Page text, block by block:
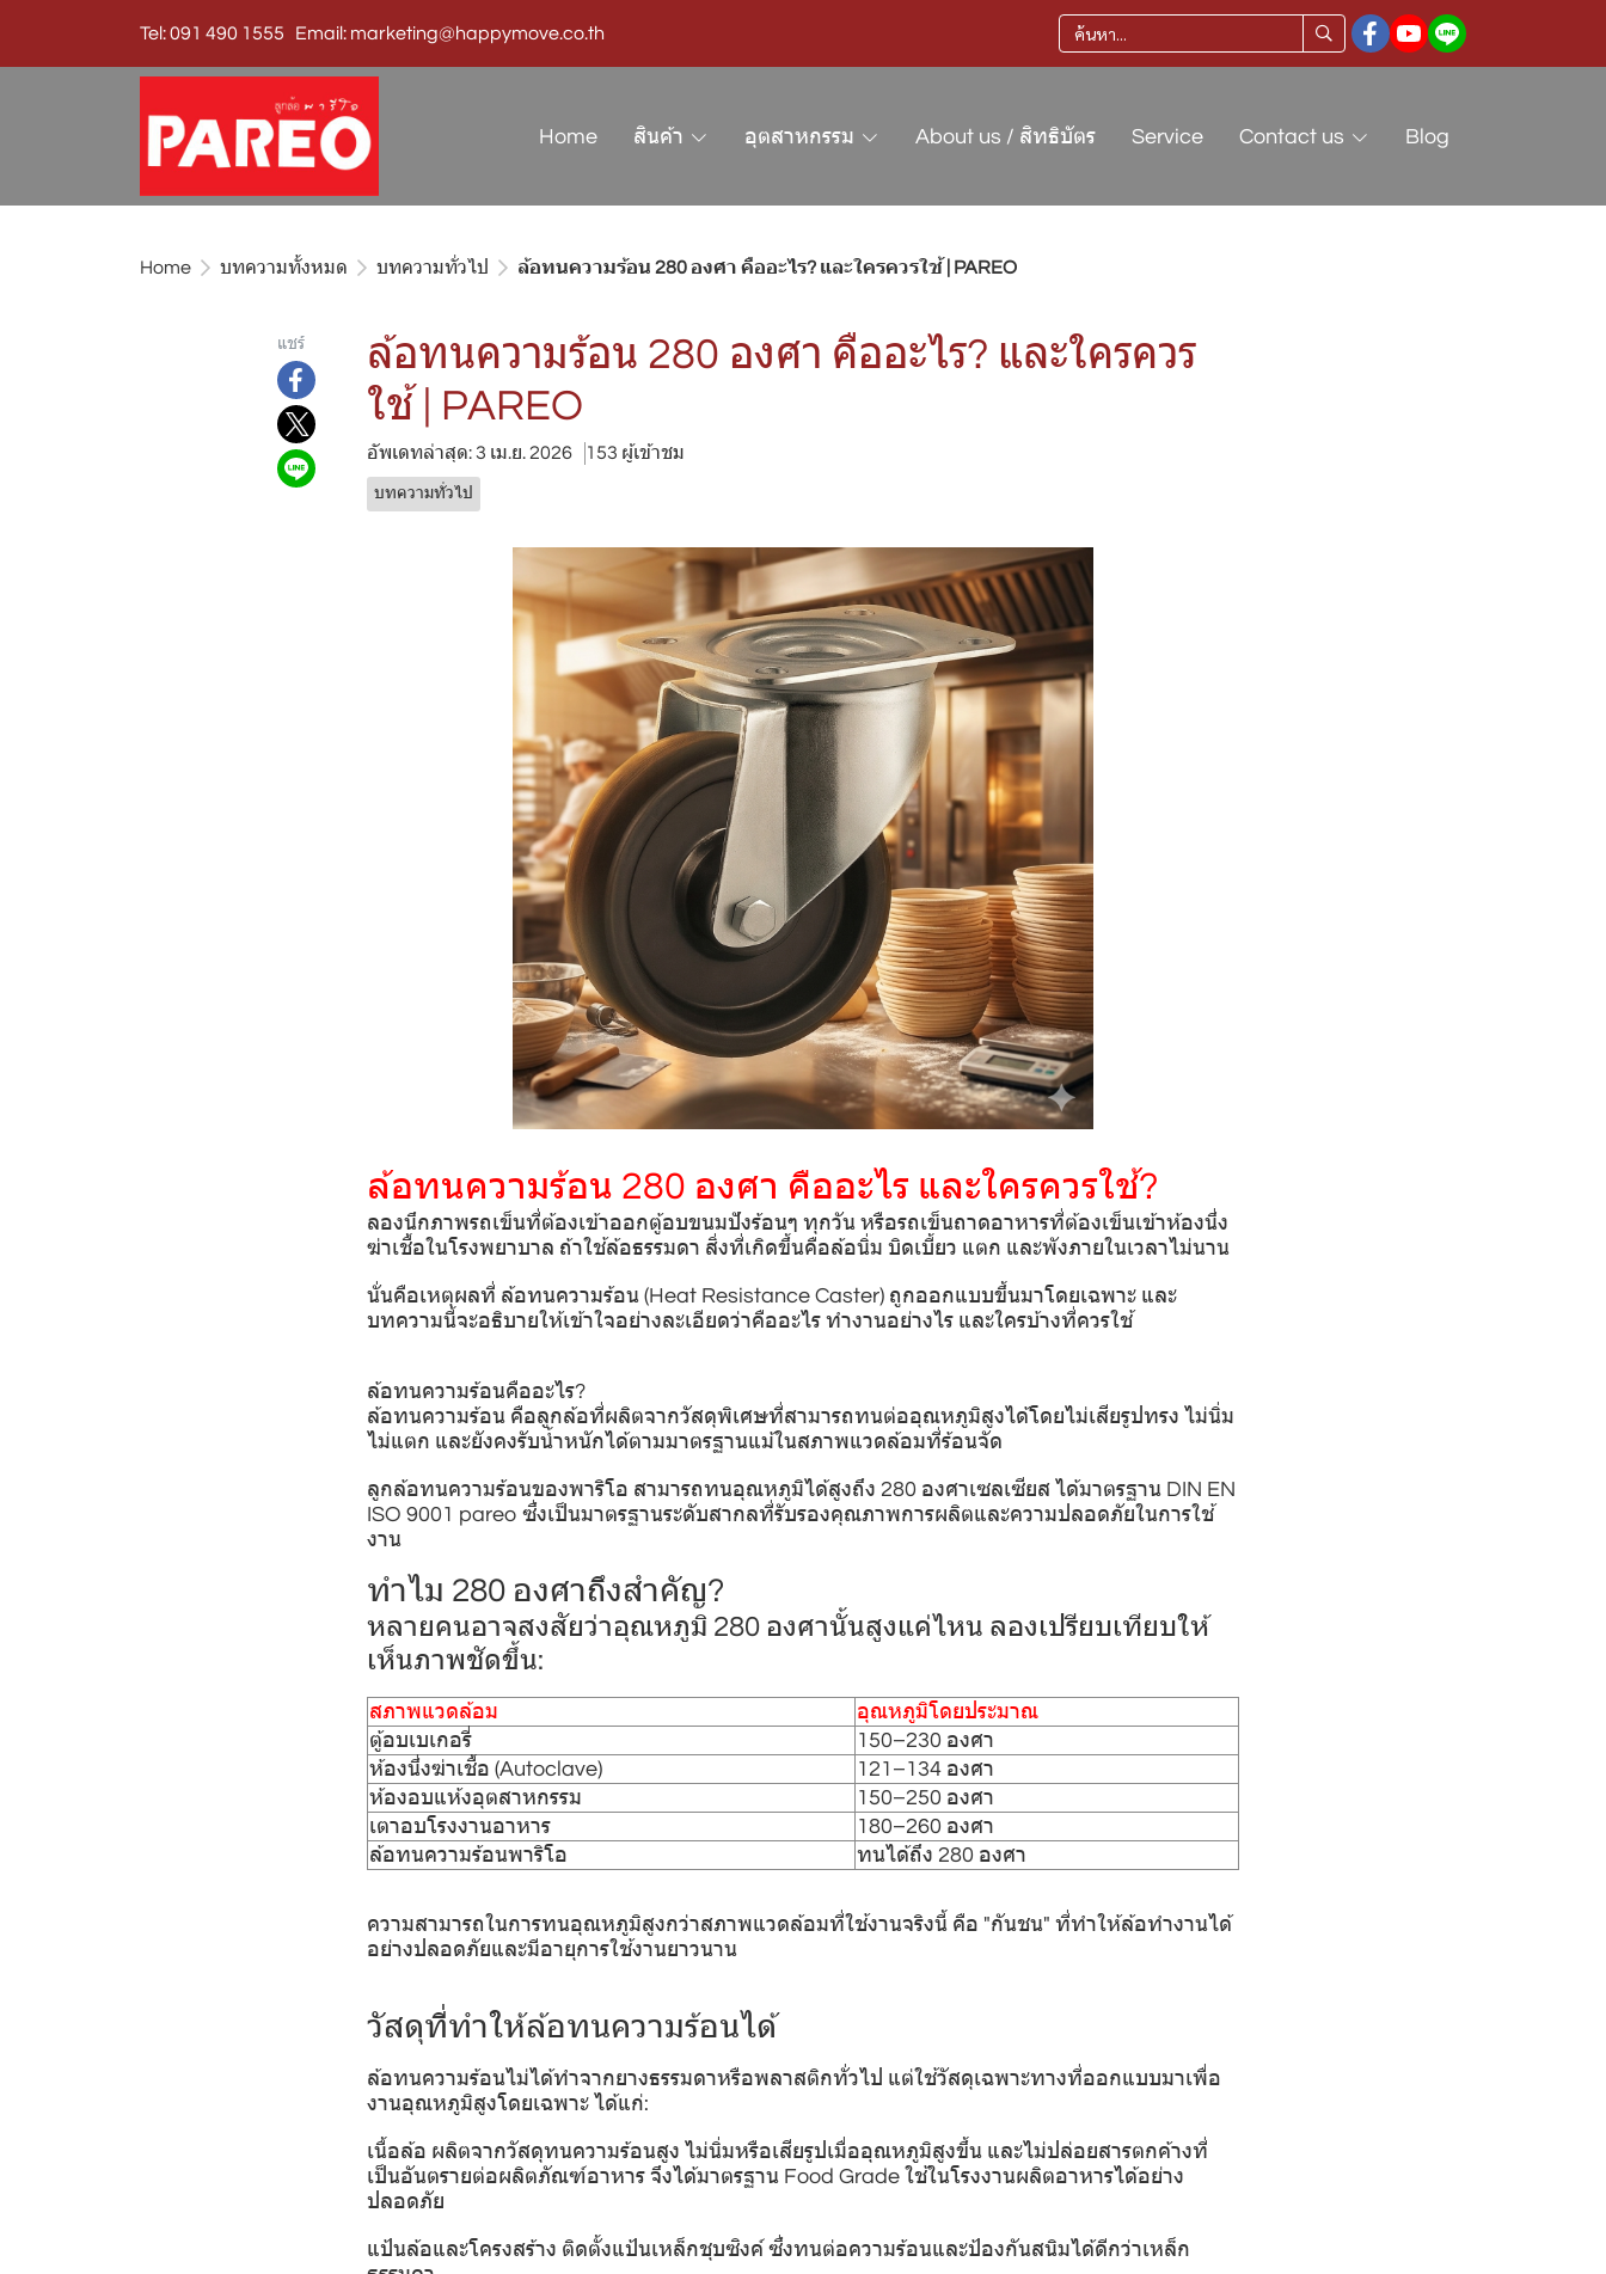
Tel: 091 490 1555 Email: marketing@happymove.co.th
Home สินค้า อุตสาหกรรม About us / สิทธิบัตร Service Contact us Blog
Home บทความทั้งหมด บทความทั่วไป ล้อทนความร้อน 280 องศา คืออะไร? และใครควรใช้ | PAREO
แชร์
ล้อทนความร้อน 280 องศา คืออะไร? และใครควร
ใช้ | PAREO
อัพเดทล่าสุด: 3 เม.ย. 2026 153 ผู้เข้าชม
บทความทั่วไป
ล้อทนความร้อน 280 องศา คืออะไร และใครควรใช้?
ลองนึกภาพรถเข็นที่ต้องเข้าออกตู้อบขนมปังร้อนๆ ทุกวัน หรือรถเข็นถาดอาหารที่ต้องเข็นเข้าห้องนึ่ง
ฆ่าเชื้อในโรงพยาบาล ถ้าใช้ล้อธรรมดา สิ่งที่เกิดขึ้นคือล้อนิ่ม บิดเบี้ยว แตก และพังภายในเวลาไม่นาน
นั่นคือเหตุผลที่ ล้อทนความร้อน (Heat Resistance Caster) ถูกออกแบบขึ้นมาโดยเฉพาะ และ
บทความนี้จะอธิบายให้เข้าใจอย่างละเอียดว่าคืออะไร ทำงานอย่างไร และใครบ้างที่ควรใช้
ล้อทนความร้อนคืออะไร?
ล้อทนความร้อน คือลูกล้อที่ผลิตจากวัสดุพิเศษที่สามารถทนต่ออุณหภูมิสูงได้โดยไม่เสียรูปทรง ไม่นิ่ม
ไม่แตก และยังคงรับน้ำหนักได้ตามมาตรฐานแม้ในสภาพแวดล้อมที่ร้อนจัด
ลูกล้อทนความร้อนของพาริโอ สามารถทนอุณหภูมิได้สูงถึง 280 องศาเซลเซียส ได้มาตรฐาน DIN EN
ISO 9001 pareo ซึ่งเป็นมาตรฐานระดับสากลที่รับรองคุณภาพการผลิตและความปลอดภัยในการใช้
งาน
ทำไม 280 องศาถึงสำคัญ?
หลายคนอาจสงสัยว่าอุณหภูมิ 280 องศานั้นสูงแค่ไหน ลองเปรียบเทียบให้
เห็นภาพชัดขึ้น:
สภาพแวดล้อม
อุณหภูมิโดยประมาณ
ตู้อบเบเกอรี่
150–230 องศา
ห้องนึ่งฆ่าเชื้อ (Autoclave)
121–134 องศา
ห้องอบแห้งอุตสาหกรรม
150–250 องศา
เตาอบโรงงานอาหาร
180–260 องศา
ล้อทนความร้อนพาริโอ
ทนได้ถึง 280 องศา
ความสามารถในการทนอุณหภูมิสูงกว่าสภาพแวดล้อมที่ใช้งานจริงนี้ คือ "กันชน" ที่ทำให้ล้อทำงานได้
อย่างปลอดภัยและมีอายุการใช้งานยาวนาน
วัสดุที่ทำให้ล้อทนความร้อนได้
ล้อทนความร้อนไม่ได้ทำจากยางธรรมดาหรือพลาสติกทั่วไป แต่ใช้วัสดุเฉพาะทางที่ออกแบบมาเพื่อ
งานอุณหภูมิสูงโดยเฉพาะ ได้แก่:
เนื้อล้อ ผลิตจากวัสดุทนความร้อนสูง ไม่นิ่มหรือเสียรูปเมื่ออุณหภูมิสูงขึ้น และไม่ปล่อยสารตกค้างที่
เป็นอันตรายต่อผลิตภัณฑ์อาหาร จึงได้มาตรฐาน Food Grade ใช้ในโรงงานผลิตอาหารได้อย่าง
ปลอดภัย
แป้นล้อและโครงสร้าง ติดตั้งแป้นเหล็กชุบซิงค์ ซึ่งทนต่อความร้อนและป้องกันสนิมได้ดีกว่าเหล็ก